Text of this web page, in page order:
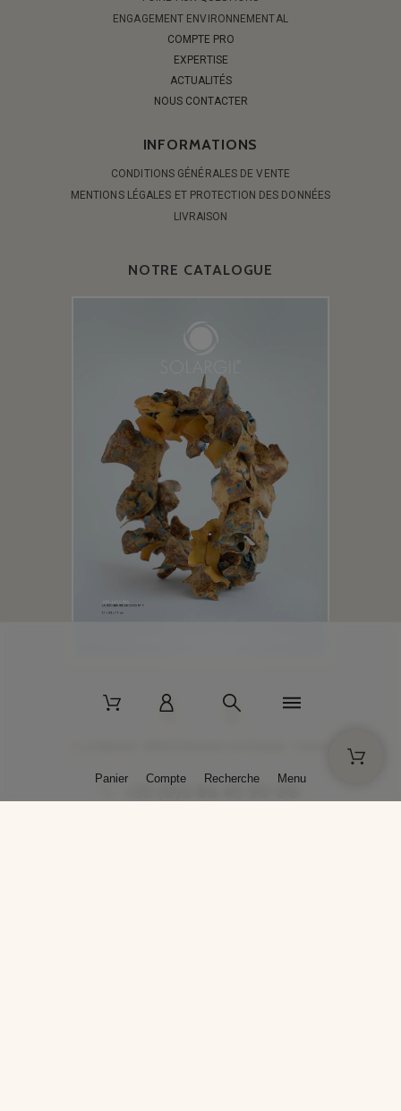
ENGAGEMENT ENVIRONNEMENTAL
COMPTE PRO
EXPERTISE
ACTUALITÉS
NOUS CONTACTER
INFORMATIONS
CONDITIONS GÉNÉRALES DE VENTE
MENTIONS LÉGALES ET PROTECTION DES DONNÉES
LIVRAISON
NOTRE CATALOGUE
+33 (0)3 86 45 50 00
Panier Compte Recherche Menu